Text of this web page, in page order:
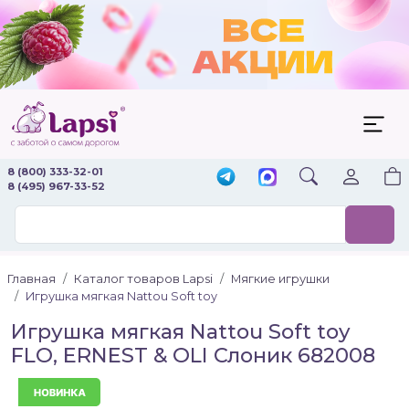
8 (800) 333-32-01
8 (495) 967-33-52
Главная Каталог товаров Lapsi
Мягкие игрушки
Игрушка мягкая Nattou Soft toy
Игрушка мягкая Nattou Soft toy
FLO, ERNEST & OLI Слоник 682008